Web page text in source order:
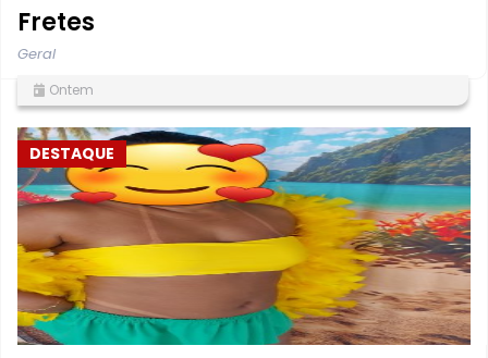
Fretes
Geral
Ontem
DESTAQUE